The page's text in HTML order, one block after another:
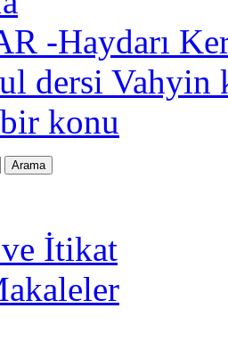
-Haydarı
dersi Vahyin
konu
İtikat